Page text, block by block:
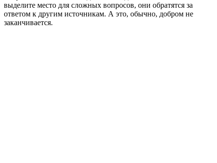
выделите место для сложных вопросов, они обратятся за
ответом к другим источникам. А это, обычно, добром не
заканчивается.